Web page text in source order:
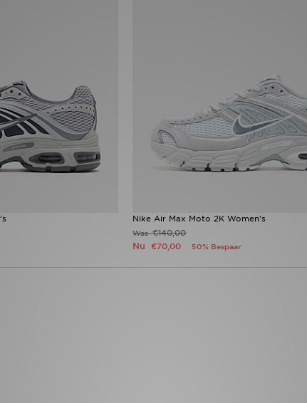
Nike Air Max Moto 2K Women's
Was€140,00
Nu€70,00 50% Bespaar